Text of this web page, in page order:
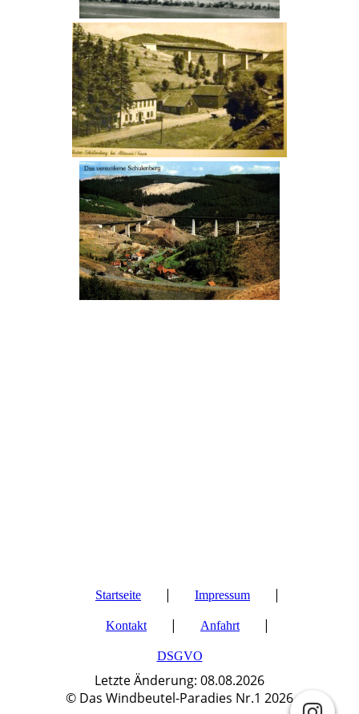
Startseite | Impressum |
Kontakt | Anfahrt |
DSGVO
Letzte Änderung: 08.08.2026
© Das Windbeutel-Paradies Nr.1 2026